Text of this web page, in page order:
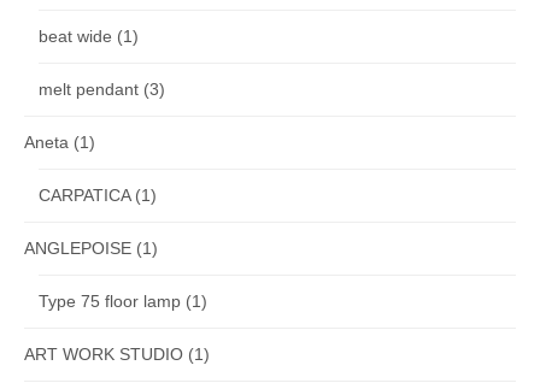
beat wide (1)
melt pendant (3)
Aneta (1)
CARPATICA(1)
ANGLEPOISE (1)
Type 75 floor lamp (1)
ART WORK STUDIO (1)